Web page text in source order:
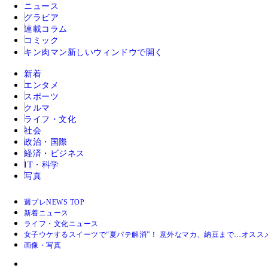
ニュース
グラビア
連載コラム
コミック
キン肉マン 新しいウィンドウで開く
新着
エンタメ
スポーツ
クルマ
ライフ・文化
社会
政治・国際
経済・ビジネス
IT・科学
写真
週プレNEWS TOP
新着ニュース
ライフ・文化ニュース
女子ウケするスイーツで“夏バテ解消”！ 意外なマカ、納豆まで…オスス
画像・写真